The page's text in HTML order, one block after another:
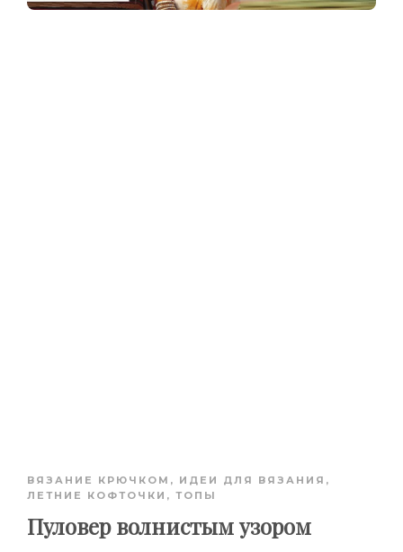
ВЯЗАНИЕ КРЮЧКОМ , ИДЕИ ДЛЯ ВЯЗАНИЯ ,
ЛЕТНИЕ КОФТОЧКИ, ТОПЫ
Пуловер волнистым узором